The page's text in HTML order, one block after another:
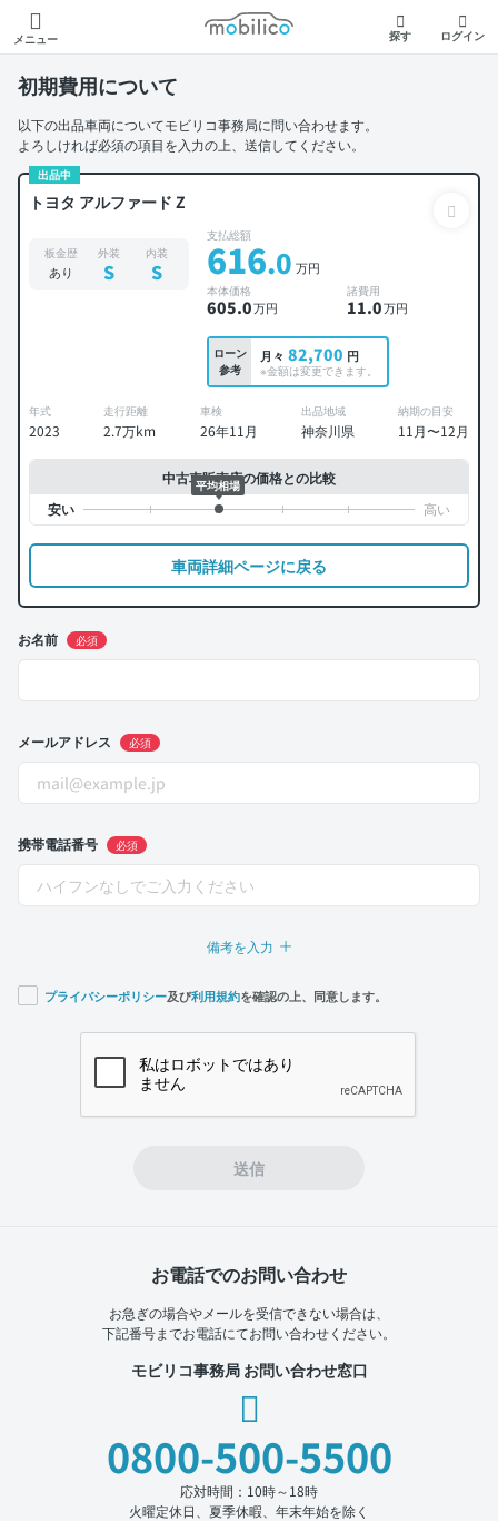
メニュー
モビリコ
探す ログイン
初期費用について
以下の出品車両についてモビリコ事務局に問い合わせます。
よろしければ必須の項目を入力の上、送信してください。
出品中
トヨタ アルファード Z
板金歴
あり
外装
S
内装
S
支払総額
616.0 万円
本体価格
605.0万円
諸費用
11.0万円
ローン
参考
月々 82,700 円
※金額は変更できます。
年式
2023
走行距離
2.7万km
車検
26年11月
出品地域
神奈川県
納期の目安
11月〜12月
中古車販売店の価格との比較
平均相場
車両詳細ページに戻る
お名前 必須
メールアドレス 必須
携帯電話番号 必須
備考を入力
プライバシーポリシー及び利用規約を確認の上、同意します。
送信
お電話でのお問い合わせ
お急ぎの場合やメールを受信できない場合は、
下記番号までお電話にてお問い合わせください。
モビリコ事務局 お問い合わせ窓口
0800-500-5500
応対時間：10時～18時
火曜定休日、夏季休暇、年末年始を除く